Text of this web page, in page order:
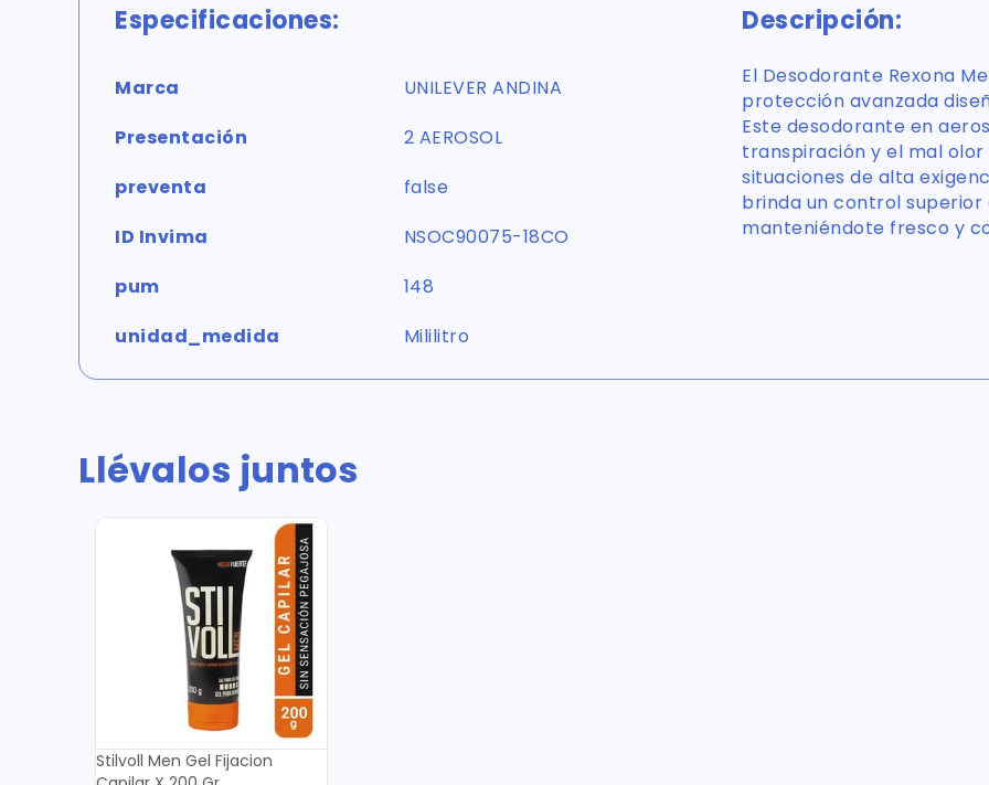
Especificaciones:
Marca
UNILEVER ANDINA
Presentación
2 AEROSOL
preventa
false
ID Invima
NSOC90075-18CO
pum
148
unidad_medida
Mililitro
Descripción:
El Desodorante Rexona
protección avanzada
Este desodorante en
transpiración y el mal
situaciones de alta
brinda un control superior
manteniéndote fresco y
Llévalos juntos
Stilvoll Men Gel Fijacion